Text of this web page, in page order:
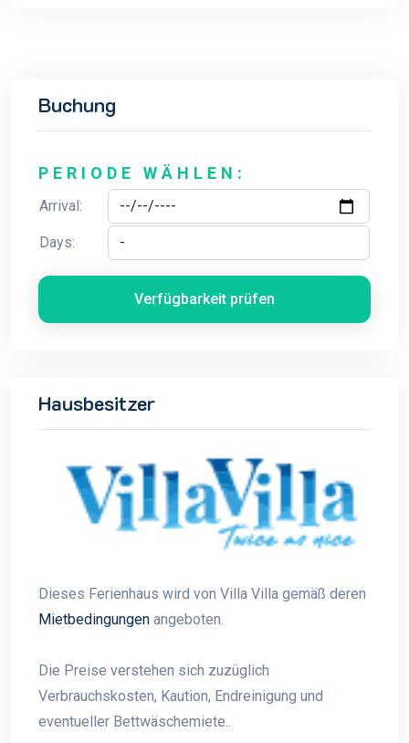
Buchung
PERIODE WÄHLEN:
Arrival:
Days:
Verfügbarkeit prüfen
Hausbesitzer
Dieses Ferienhaus wird von Villa Villa gemäß deren
Mietbedingungen angeboten.
Die Preise verstehen sich zuzüglich
Verbrauchskosten, Kaution, Endreinigung und
eventueller Bettwäschemiete..